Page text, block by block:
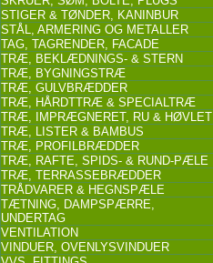
STIGER & TØNDER, KANINBUR
STÅL, ARMERING OG METALLER
TAG, TAGRENDER, FACADE
TRÆ, BEKLÆDNINGS- & STERN
TRÆ, BYGNINGSTRÆ
TRÆ, GULVBRÆDDER
TRÆ, HÅRDTTRÆ & SPECIALTRÆ
TRÆ, IMPRÆGNERET, RU & HØVLET
TRÆ, LISTER & BAMBUS
TRÆ, PROFILBRÆDDER
TRÆ, RAFTE, SPIDS- & RUND-PÆLE
TRÆ, TERRASSEBRÆDDER
TRÅDVARER & HEGNSPÆLE
TÆTNING, DAMPSPÆRRE,
UNDERTAG
VENTILATION
VINDUER, OVENLYSVINDUER